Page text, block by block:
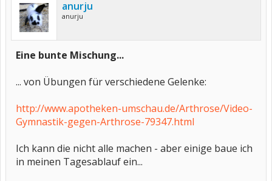
anurju
anurju
Eine bunte Mischung...
... von Übungen für verschiedene Gelenke:
http://www.apotheken-umschau.de/Arthrose/Video-
Gymnastik-gegen-Arthrose-79347.html
Ich kann die nicht alle machen - aber einige baue ich
in meinen Tagesablauf ein...